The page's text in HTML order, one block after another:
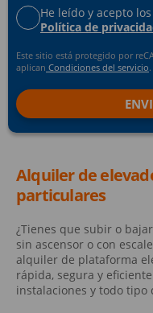
He leído y acepto
Política de
Este sitio está protegido por
aplican Condiciones del servicio.
Alquiler de
particulares
¿Tienes que subir o
sin ascensor o con
alquiler de plataforma
rápida, segura y
instalaciones y todo